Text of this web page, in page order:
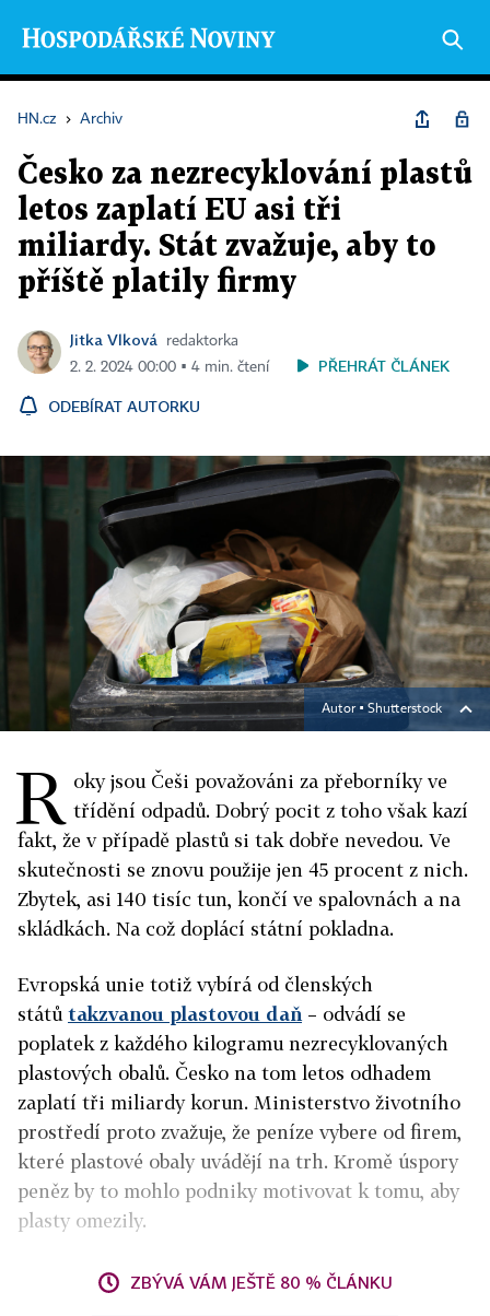
HN.cz › Archiv
Česko za nezrecyklování plastů
letos zaplatí EU asi tři
miliardy. Stát zvažuje, aby to
příště platily firmy
Jitka Vlková
redaktorka
2. 2. 2024 00:00 ▪ 4 min. čtení
PŘEHRÁT ČLÁNEK
ODEBÍRAT AUTORKU
Autor ▪ Shutterstock
R oky jsou Češi považováni za přeborníky ve
třídění odpadů. Dobrý pocit z toho však kazí
fakt, že v případě plastů si tak dobře nevedou. Ve
skutečnosti se znovu použije jen 45 procent z nich.
Zbytek, asi 140 tisíc tun, končí ve spalovnách a na
skládkách. Na což doplácí státní pokladna.
Evropská unie totiž vybírá od členských
států takzvanou plastovou daň – odvádí se
poplatek z každého kilogramu nezrecyklovaných
plastových obalů. Česko na tom letos odhadem
zaplatí tři miliardy korun. Ministerstvo životního
prostředí proto zvažuje, že peníze vybere od firem,
které plastové obaly uvádějí na trh. Kromě úspory
peněz by to mohlo podniky motivovat k tomu, aby
plasty omezily.
ZBÝVÁ VÁM JEŠTĚ 80 % ČLÁNKU